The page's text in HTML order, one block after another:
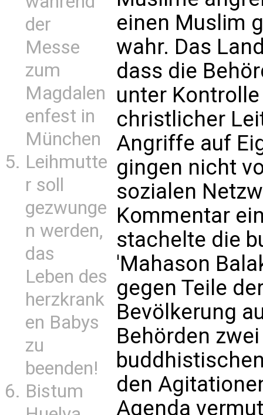
der
Messe
zum
Magdalen
enfest in
München
Leihmutte
r soll
gezwunge
n werden,
das
Leben des
herzkrank
en Babys
zu
beenden!
Bistum
einen Muslim
wahr. Das
dass die
unter
christlicher
Angriffe auf
gingen nicht
sozialen
Kommentar
stachelte die
'Mahason
gegen Teile
Bevölkerung
Behörden
den
Agenda